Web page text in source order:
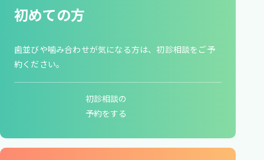
初めての方
歯並びや噛み合わせが気になる方は、初診相談をご予
約ください。
初診相談の
​​​​​​​予約をする